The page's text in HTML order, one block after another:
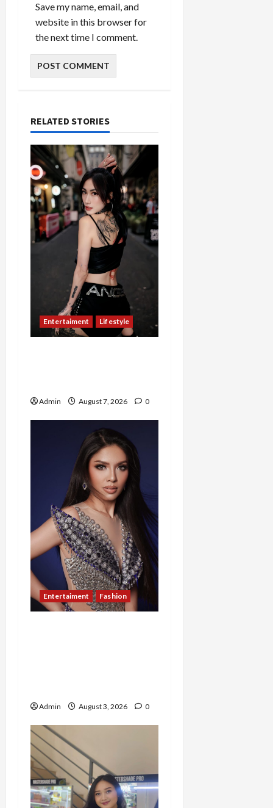
Save my name, email, and
website in this browser for
the next time I comment.
RELATED STORIES
Entertaiment Lifestyle
Admin August 7, 2026 0
Entertaiment Fashion
Admin August 3, 2026 0